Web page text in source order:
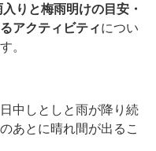
りと梅雨明けの目安・
アクティビティについ
。
中しとしと雨が降り続
あとに晴れ間が出るこ